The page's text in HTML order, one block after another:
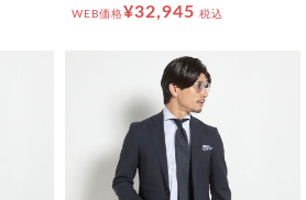
WEB価格¥32,945 税込